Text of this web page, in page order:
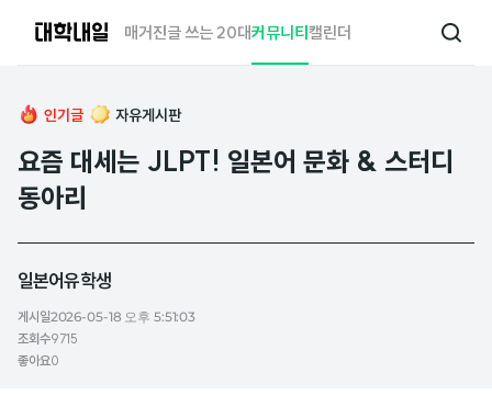
매거진글 쓰는 20대커뮤니티캘린더
검
인기글 자유게시판
요즘 대세는 JLPT! 일본어 문화 & 스터디
동아리
일본어유학생
게시일2026-05-18 오후 5:51:03
조회수9715
좋아요0